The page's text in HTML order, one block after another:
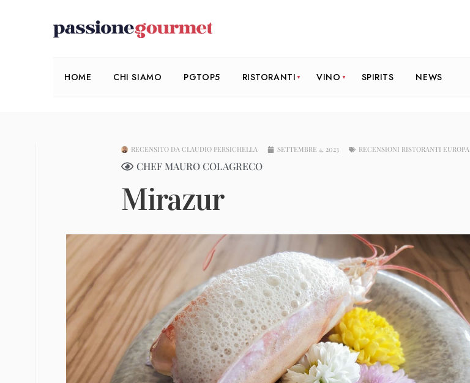
HOME CHI SIAMO PGTOP5 RISTORANTI VINO SPIRITS NEWS
RECENSITO DA CLAUDIO PERSICHELLA SETTEMBRE 4, 2023 RECENSIONI RISTORANTI EUROPA
CHEF MAURO COLAGRECO
Mirazur